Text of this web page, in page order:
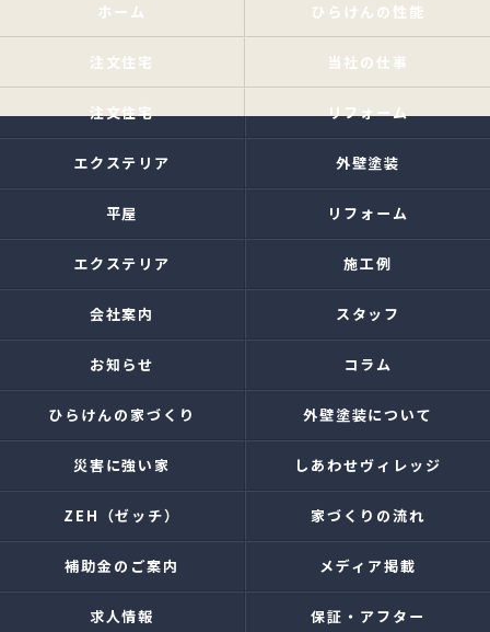
ホーム ひらけんの性能
注文住宅 当社の仕事
注文住宅 リフォーム
エクステリア 外壁塗装
平屋 リフォーム
エクステリア 施工例
会社案内 スタッフ
お知らせ コラム
ひらけんの家づくり 外壁塗装について
災害に強い家 しあわせヴィレッジ
ZEH（ゼッチ） 家づくりの流れ
補助金のご案内 メディア掲載
求人情報 保証・アフター